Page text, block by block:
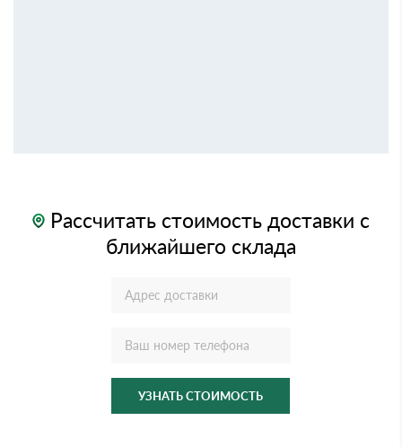
Рассчитать стоимость доставки с
ближайшего склада
УЗНАТЬ СТОИМОСТЬ